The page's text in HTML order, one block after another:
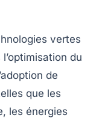
vertes
du
de
que les
les énergies